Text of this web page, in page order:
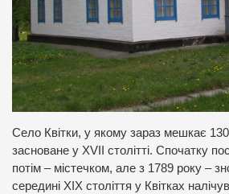
Село Квітки, у якому зараз мешкає
засноване у XVII столітті. Спочатку
потім – містечком, але з 1789 року –
середині XІХ століття у Квітках